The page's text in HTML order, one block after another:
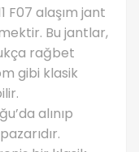
F07 alaşım jant
Bu jantlar,
rağbet
gibi klasik
alınıp